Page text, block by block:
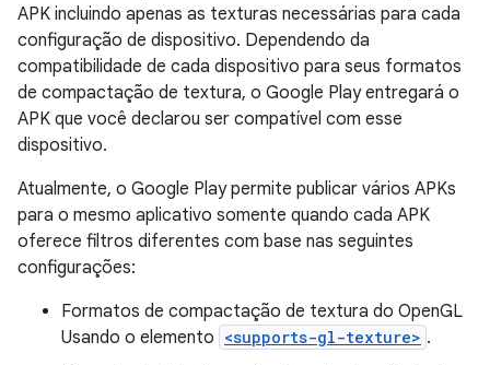
APK incluindo apenas as texturas necessárias para cada
configuração de dispositivo. Dependendo da
compatibilidade de cada dispositivo para seus formatos
de compactação de textura, o Google Play entregará o
APK que você declarou ser compatível com esse
dispositivo.
Atualmente, o Google Play permite publicar vários APKs
para o mesmo aplicativo somente quando cada APK
oferece filtros diferentes com base nas seguintes
configurações:
Formatos de compactação de textura do OpenGL
Usando o elemento <supports-gl-texture> .